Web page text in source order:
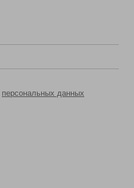
персональных данных